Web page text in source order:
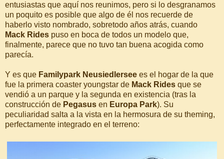
entusiastas que aquí nos reunimos, pero si lo desgranamos
un poquito es posible que algo de él nos recuerde de
haberlo visto nombrado, sobretodo años atrás, cuando
Mack Rides puso en boca de todos un modelo que,
finalmente, parece que no tuvo tan buena acogida como
parecía.
Y es que Familypark Neusiedlersee es el hogar de la que
fue la primera coaster youngstar de Mack Rides que se
vendió a un parque y la segunda en existencia (tras la
construcción de Pegasus en Europa Park). Su
peculiaridad salta a la vista en la hermosura de su theming,
perfectamente integrado en el terreno: